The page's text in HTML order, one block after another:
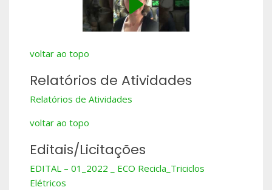
voltar ao topo
Relatórios de Atividades
Relatórios de Atividades
voltar ao topo
Editais/Licitações
EDITAL – 01_2022 _ ECO Recicla_Triciclos
Elétricos